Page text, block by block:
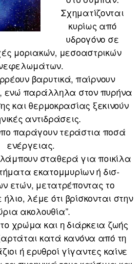
Σχηματίζονται
κυρίως από
υδρογόνο σε
μοριακών, μεσοαστρικών
βαρυτικά, παίρνουν
ενώ παράλληλα στον πυρήνα
και θερμοκρασίας ξεκινούν
αντιδράσεις.
παράγουν τεράστια ποσά
ενέργειας.
σταθερά για ποικίλα
εκατομμυρίων ή δισ-
ετών, μετατρέποντας το
λέμε ότι βρίσκονται στην
ακολουθία”.
χρώμα και η διάρκεια ζωής
κατά κανόνα από τη
ή ερυθροί γίγαντες καίνε